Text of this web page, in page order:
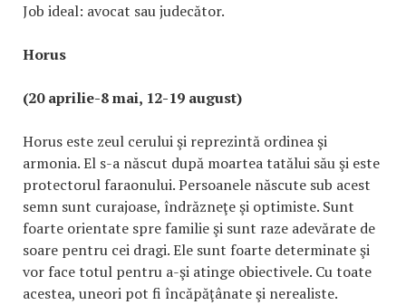
Job ideal: avocat sau judecător.
Horus
(20 aprilie-8 mai, 12-19 august)
Horus este zeul cerului şi reprezintă ordinea şi
armonia. El s-a născut după moartea tatălui său şi este
protectorul faraonului. Persoanele născute sub acest
semn sunt curajoase, îndrăzneţe şi optimiste. Sunt
foarte orientate spre familie şi sunt raze adevărate de
soare pentru cei dragi. Ele sunt foarte determinate şi
vor face totul pentru a-şi atinge obiectivele. Cu toate
acestea, uneori pot fi încăpăţânate şi nerealiste.